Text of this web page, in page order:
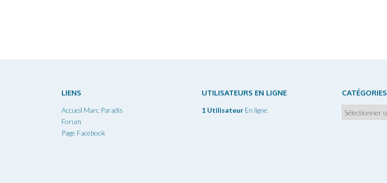
LIENS
Accueil Marc Paradis
Forum
Page Facebook
UTILISATEURS EN LIGNE
1 Utilisateur En ligne
CATÉGORIES
Catégories